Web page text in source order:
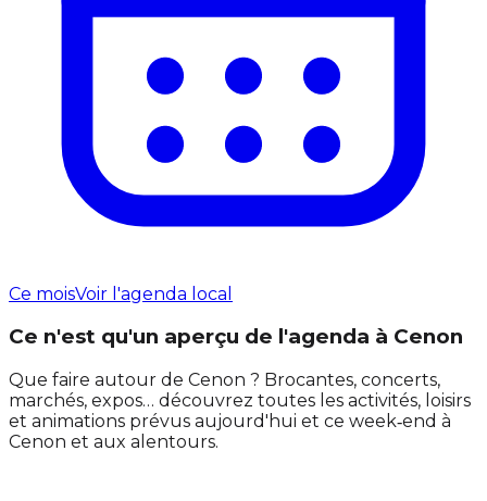
Ce moisVoir l'agenda local
Ce n'est qu'un aperçu de l'agenda à Cenon
Que faire autour de Cenon ? Brocantes, concerts,
marchés, expos… découvrez toutes les activités, loisirs
et animations prévus aujourd'hui et ce week‑end à
Cenon et aux alentours.